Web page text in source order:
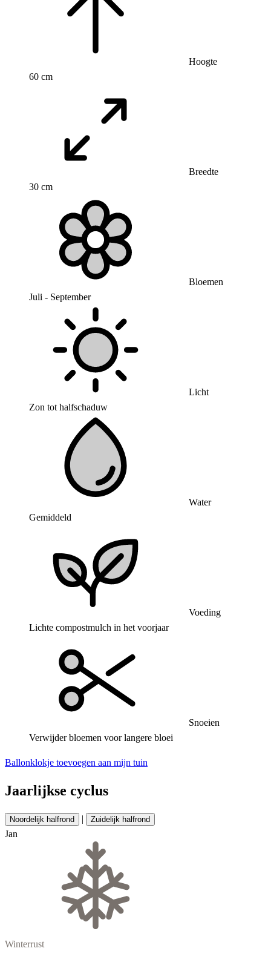
Hoogte
60 cm
Breedte
30 cm
Bloemen
Juli - September
Licht
Zon tot halfschaduw
Water
Gemiddeld
Voeding
Lichte compostmulch in het voorjaar
Snoeien
Verwijder bloemen voor langere bloei
Ballonklokje toevoegen aan mijn tuin
Jaarlijkse cyclus
Noordelijk halfrond | Zuidelijk halfrond
Jan
Winterrust